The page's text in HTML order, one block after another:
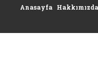
Anasayfa Hakkımızda